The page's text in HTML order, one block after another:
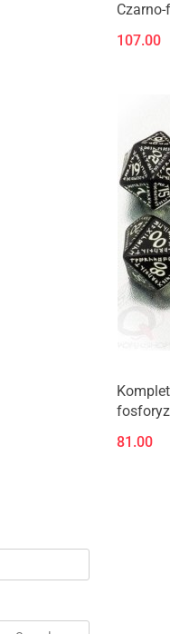
107.00
81.00